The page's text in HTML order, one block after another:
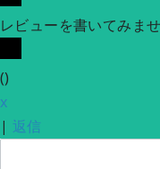
レビューを書いてみま
()
x
| 返信